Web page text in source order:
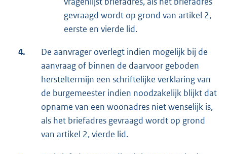
gevraagd wordt op grond van artikel 2,
eerste en vierde lid.
4.
De aanvrager overlegt indien mogelijk bij de
aanvraag of binnen de daarvoor geboden
hersteltermijn een schriftelijke verklaring van
de burgemeester indien noodzakelijk blijkt dat
opname van een woonadres niet wenselijk is,
als het briefadres gevraagd wordt op grond
van artikel 2, vierde lid.